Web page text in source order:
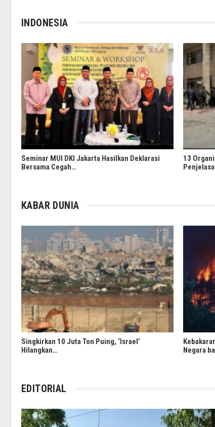
INDONESIA
Seminar MUI DKI Jakarta Hasilkan Deklarasi
Bersama Cegah…
13
KABAR DUNIA
Singkirkan 10 Juta Ton Puing, ‘Israel’
Hilangkan…
Negara
EDITORIAL